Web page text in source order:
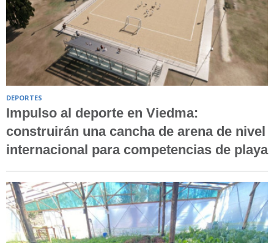
DEPORTES
Impulso al deporte en Viedma:
construirán una cancha de arena de nivel
internacional para competencias de playa